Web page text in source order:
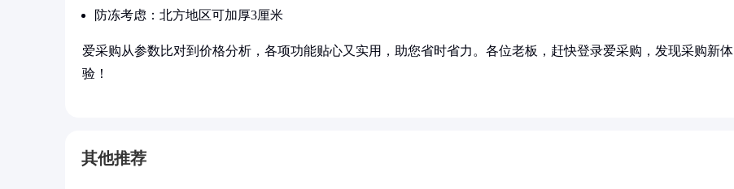
防冻考虑：北方地区可加厚3厘米
爱采购从参数比对到价格分析，各项功能贴心又实用，助您省时省力。各位老板，赶快登录爱采购，发现采购新体
验！
其他推荐